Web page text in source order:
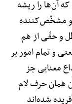
آن‌ها را ریشه
و مشخّص‌کننده
و حقّی از هم
و تمام امور بر
معنایی جز
همان حرف لام
شده‌اند